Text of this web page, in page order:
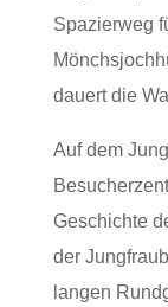
Spazierweg
dauert die
Auf dem
Geschichte
der
langen